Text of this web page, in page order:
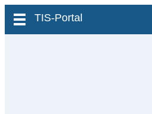
zum Inhalt wechseln
TIS-Portal